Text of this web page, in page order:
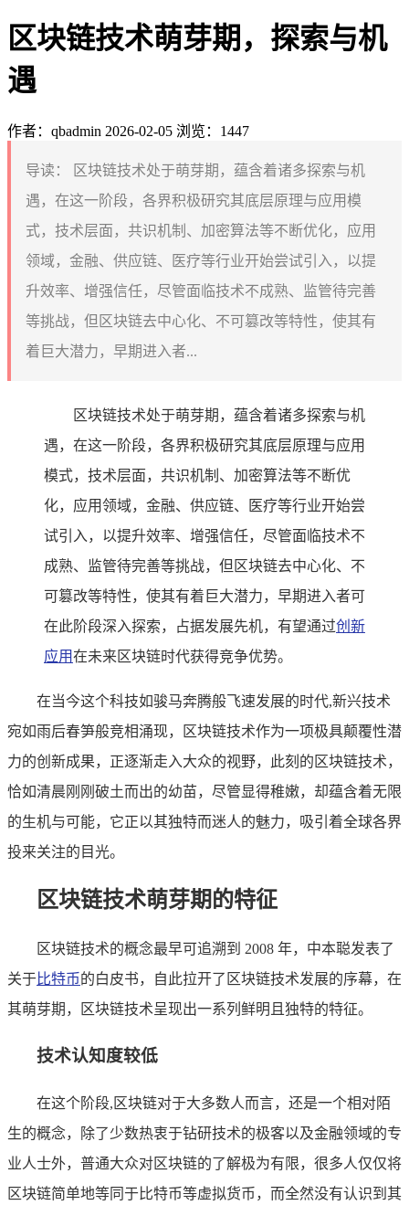
区块链技术萌芽期，探索与机
遇
作者：qbadmin 2026-02-05 浏览：1447
导读：
区块链技术处于萌芽期，蕴含着诸多探索与机
遇，在这一阶段，各界积极研究其底层原理与应用模
式，技术层面，共识机制、加密算法等不断优化，应用
领域，金融、供应链、医疗等行业开始尝试引入，以提
升效率、增强信任，尽管面临技术不成熟、监管待完善
等挑战，但区块链去中心化、不可篡改等特性，使其有
着巨大潜力，早期进入者...
区块链技术处于萌芽期，蕴含着诸多探索与机
遇，在这一阶段，各界积极研究其底层原理与应用
模式，技术层面，共识机制、加密算法等不断优
化，应用领域，金融、供应链、医疗等行业开始尝
试引入，以提升效率、增强信任，尽管面临技术不
成熟、监管待完善等挑战，但区块链去中心化、不
可篡改等特性，使其有着巨大潜力，早期进入者可
在此阶段深入探索，占据发展先机，有望通过创新
应用在未来区块链时代获得竞争优势。
在当今这个科技如骏马奔腾般飞速发展的时代,新兴技术
宛如雨后春笋般竞相涌现，区块链技术作为一项极具颠覆性潜
力的创新成果，正逐渐走入大众的视野，此刻的区块链技术，
恰如清晨刚刚破土而出的幼苗，尽管显得稚嫩，却蕴含着无限
的生机与可能，它正以其独特而迷人的魅力，吸引着全球各界
投来关注的目光。
区块链技术萌芽期的特征
区块链技术的概念最早可追溯到 2008 年，中本聪发表了
关于比特币的白皮书，自此拉开了区块链技术发展的序幕，在
其萌芽期，区块链技术呈现出一系列鲜明且独特的特征。
技术认知度较低
在这个阶段,区块链对于大多数人而言，还是一个相对陌
生的概念，除了少数热衷于钻研技术的极客以及金融领域的专
业人士外，普通大众对区块链的了解极为有限，很多人仅仅将
区块链简单地等同于比特币等虚拟货币，而全然没有认识到其